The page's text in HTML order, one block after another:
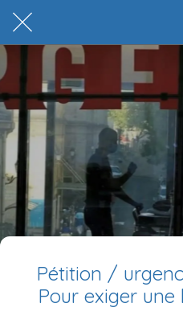
Pétition /
Pour exiger une